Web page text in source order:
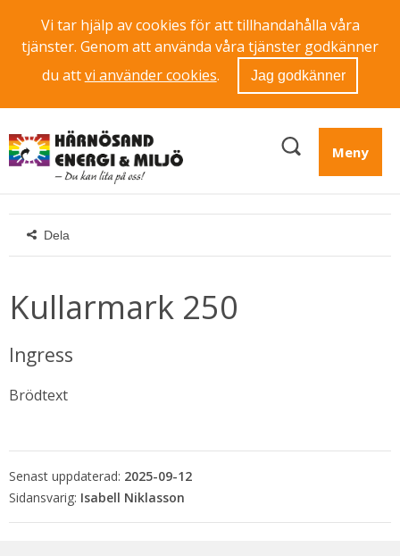
Vi tar hjälp av cookies för att tillhandahålla våra
tjänster. Genom att använda våra tjänster godkänner
du attvi använder cookies. Jag godkänner
Meny
Dela
Kullarmark 250
Ingress
Brödtext
Senast uppdaterad: 2025-09-12
Isabell Niklasson